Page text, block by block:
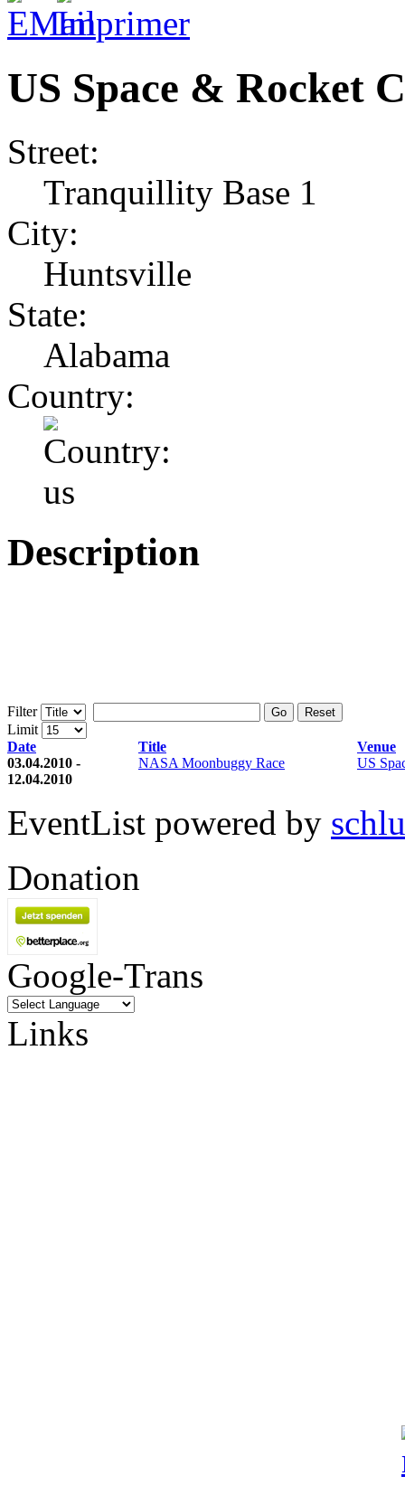
US Space & Rocket
Street:
Tranquillity Base 1
City:
Huntsville
State:
Alabama
Country:
Description
Filter Go Reset
Limit
Date
Title
Venue
03.04.2010 -
12.04.2010
NASA Moonbuggy Race US
EventList powered by
Donation
Google-Trans
Links